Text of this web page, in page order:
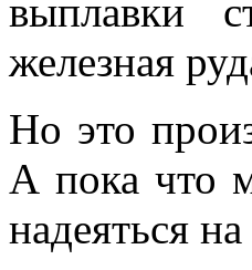
выплавки
железная
Но это
А пока что
надеяться на